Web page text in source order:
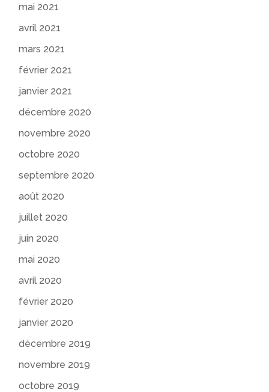
mai 2021
avril 2021
mars 2021
février 2021
janvier 2021
décembre 2020
novembre 2020
octobre 2020
septembre 2020
août 2020
juillet 2020
juin 2020
mai 2020
avril 2020
février 2020
janvier 2020
décembre 2019
novembre 2019
octobre 2019